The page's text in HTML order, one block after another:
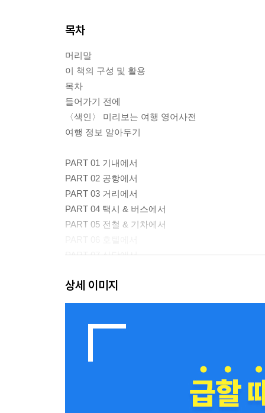
목차
머리말
이 책의 구성 및 활용
목차
들어가기 전에
〈색인〉 미리보는 여행 영어사전
여행 정보 알아두기
PART 01 기내에서
PART 02 공항에서
PART 03 거리에서
PART 04 택시 & 버스에서
PART 05 전철 & 기차에서
PART 07 식당에서
PART 09 쇼핑할 때
PART 10 귀국할 때
BONUS
상세 이미지